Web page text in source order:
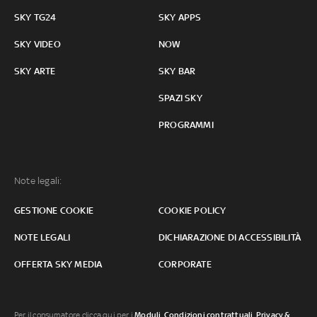
SKY TG24
SKY VIDEO
SKY ARTE
SKY APPS
NOW
SKY BAR
SPAZI SKY
PROGRAMMI
Note legali:
GESTIONE COOKIE COOKIE POLICY
NOTE LEGALI DICHIARAZIONE DI ACCESSIBILITÀ
OFFERTA SKY MEDIA CORPORATE